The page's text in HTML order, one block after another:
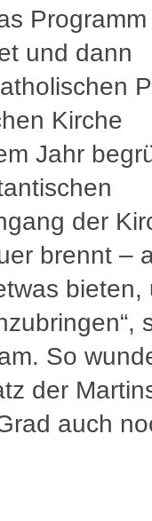
und dann
Kirche
Jahr
der
brennt –
bieten,
So
der
auch